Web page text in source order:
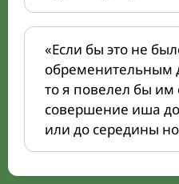
«Если бы это не
то я повелел бы им
совершение иша
или до середины